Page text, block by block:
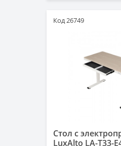
Код 26749
Стол с
LuxAlto LA-T33-